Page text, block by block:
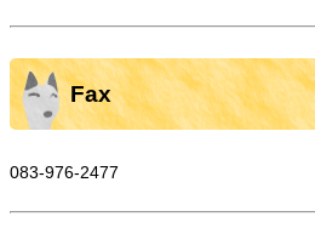
Fax
083-976-2477